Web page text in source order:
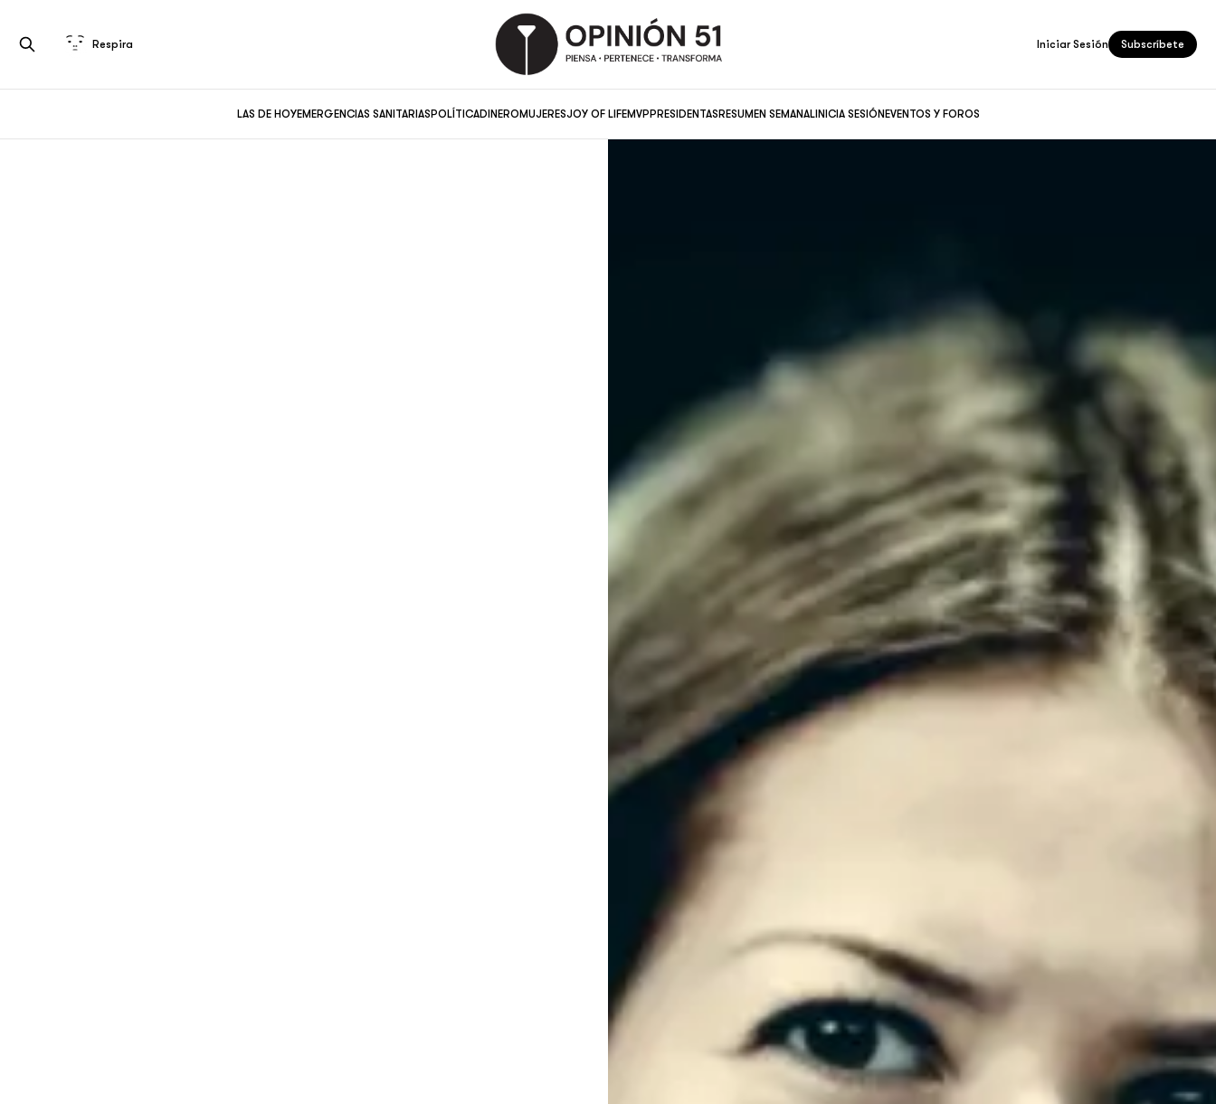
LAS DE HOYEMERGENCIAS SANITARIASPOLÍTICADINEROMUJERESJOY OF LIFEMVPPRESIDENTASRESUMEN SEMANALINICIA SESIÓNEVENTOS Y FOROS
Respira Iniciar Sesión Subscríbete